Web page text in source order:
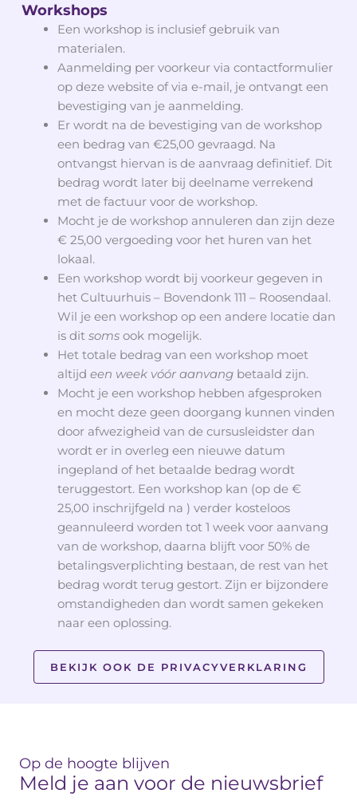
Workshops
Een workshop is inclusief gebruik van
materialen.
Aanmelding per voorkeur via contactformulier
op deze website of via e-mail, je ontvangt een
bevestiging van je aanmelding.
Er wordt na de bevestiging van de workshop
een bedrag van €25,00 gevraagd. Na
ontvangst hiervan is de aanvraag definitief. Dit
bedrag wordt later bij deelname verrekend
met de factuur voor de workshop.
Mocht je de workshop annuleren dan zijn deze
€ 25,00 vergoeding voor het huren van het
lokaal.
Een workshop wordt bij voorkeur gegeven in
het Cultuurhuis – Bovendonk 111 – Roosendaal.
Wil je een workshop op een andere locatie dan
is dit somsook mogelijk.
Het totale bedrag van een workshop moet
altijd een week vóór aanvangbetaald zijn.
Mocht je een workshop hebben afgesproken
en mocht deze geen doorgang kunnen vinden
door afwezigheid van de cursusleidster dan
wordt er in overleg een nieuwe datum
ingepland of het betaalde bedrag wordt
teruggestort. Een workshop kan (op de €
25,00 inschrijfgeld na ) verder kosteloos
geannuleerd worden tot 1 week voor aanvang
van de workshop, daarna blijft voor 50% de
betalingsverplichting bestaan, de rest van het
bedrag wordt terug gestort. Zijn er bijzondere
omstandigheden dan wordt samen gekeken
naar een oplossing.
BEKIJK OOK DE PRIVACYVERKLARING
Op de hoogte blijven
Meld je aan voor de nieuwsbrief